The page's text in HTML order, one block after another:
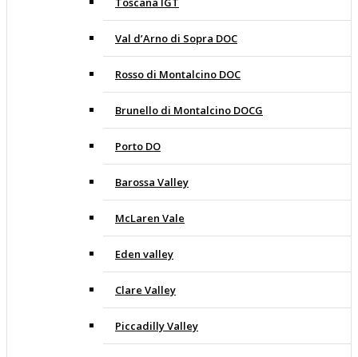
Val d’Arno di Sopra DOC
Rosso di Montalcino DOC
Brunello di Montalcino DOCG
Porto DO
Barossa Valley
McLaren Vale
Eden valley
Clare Valley
Piccadilly Valley